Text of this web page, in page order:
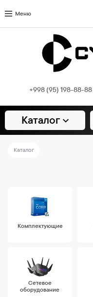
Меню
+998 (95) 198-88-88
Каталог
Каталог
Комплектующие
Сетевое
оборудование